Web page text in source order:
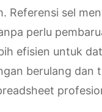
Referensi sel
perlu
efisien untuk
berulang dan